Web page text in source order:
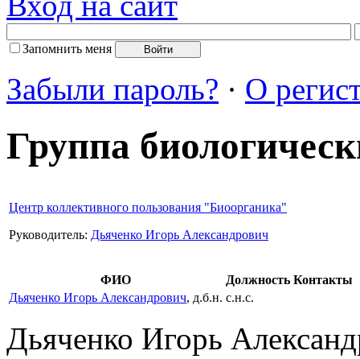
Запомнить меня
Забыли пароль? · О
Группа
Центр коллективного пользования "Биоорганика"
Руководитель: Дьяченко Игорь Александрович
ФИО Должность Контакты
Дьяченко Игорь Александрович, д.б.н. с.н.с.
Дьяченко Игорь